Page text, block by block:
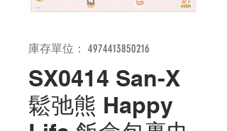
庫存單位： 4974413850216
SX0414 San-X
鬆弛熊 Happy